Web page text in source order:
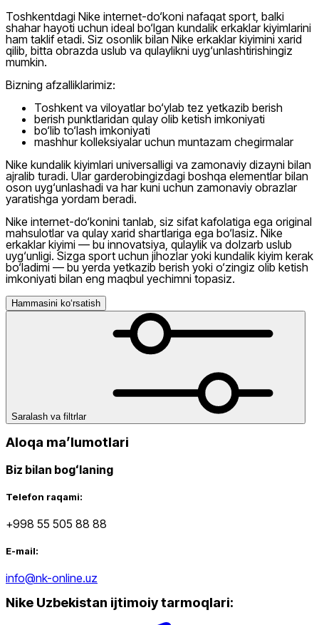
Toshkentdagi Nike internet-do‘koni nafaqat sport, balki
shahar hayoti uchun ideal bo‘lgan kundalik erkaklar kiyimlarini
ham taklif etadi. Siz osonlik bilan Nike erkaklar kiyimini xarid
qilib, bitta obrazda uslub va qulaylikni uyg‘unlashtirishingiz
mumkin.
Bizning afzalliklarimiz:
Toshkent va viloyatlar bo‘ylab tez yetkazib berish
berish punktlaridan qulay olib ketish imkoniyati
bo‘lib to‘lash imkoniyati
mashhur kolleksiyalar uchun muntazam chegirmalar
Nike kundalik kiyimlari universalligi va zamonaviy dizayni bilan
ajralib turadi. Ular garderobingizdagi boshqa elementlar bilan
oson uyg‘unlashadi va har kuni uchun zamonaviy obrazlar
yaratishga yordam beradi.
Nike internet-do‘konini tanlab, siz sifat kafolatiga ega original
mahsulotlar va qulay xarid shartlariga ega bo‘lasiz. Nike
erkaklar kiyimi — bu innovatsiya, qulaylik va dolzarb uslub
uyg‘unligi. Sizga sport uchun jihozlar yoki kundalik kiyim kerak
bo‘ladimi — bu yerda yetkazib berish yoki o‘zingiz olib ketish
imkoniyati bilan eng maqbul yechimni topasiz.
Hammasini ko‘rsatish
Saralash va filtrlar
Aloqa maʼlumotlari
Biz bilan bogʻlaning
Telefon raqami:
+998 55 505 88 88
E-mail:
info@nk-online.uz
Nike Uzbekistan ijtimoiy tarmoqlari: